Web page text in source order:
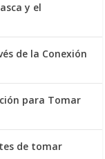
y el
de la Conexión
para Tomar
de tomar